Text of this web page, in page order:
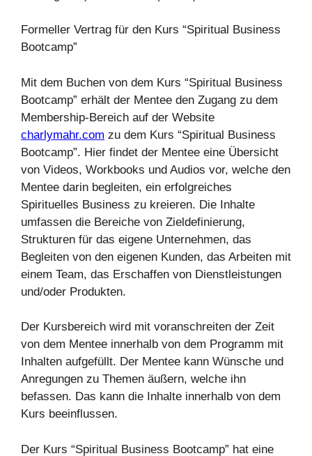
Formeller Vertrag für den Kurs “Spiritual Business
Bootcamp”
Mit dem Buchen von dem Kurs “Spiritual Business
Bootcamp” erhält der Mentee den Zugang zu dem
Membership-Bereich auf der Website
charlymahr.com zu dem Kurs “Spiritual Business
Bootcamp”. Hier findet der Mentee eine Übersicht
von Videos, Workbooks und Audios vor, welche den
Mentee darin begleiten, ein erfolgreiches
Spirituelles Business zu kreieren. Die Inhalte
umfassen die Bereiche von Zieldefinierung,
Strukturen für das eigene Unternehmen, das
Begleiten von den eigenen Kunden, das Arbeiten mit
einem Team, das Erschaffen von Dienstleistungen
und/oder Produkten.
Der Kursbereich wird mit voranschreiten der Zeit
von dem Mentee innerhalb von dem Programm mit
Inhalten aufgefüllt. Der Mentee kann Wünsche und
Anregungen zu Themen äußern, welche ihn
befassen. Das kann die Inhalte innerhalb von dem
Kurs beeinflussen.
Der Kurs “Spiritual Business Bootcamp” hat eine